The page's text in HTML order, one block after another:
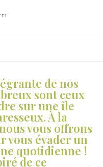
de nos
sont ceux
sur une île
À la
vous offrons
vous évader un
quotidienne !
de ce